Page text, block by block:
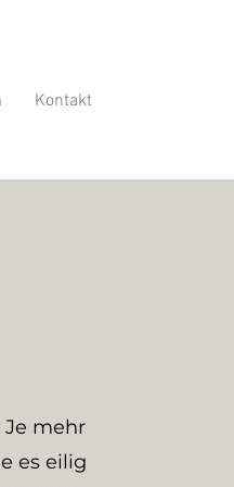
Kontakt
Je mehr
es eilig